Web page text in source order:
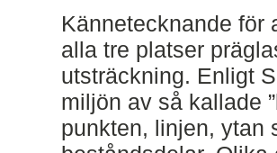
Kännetecknande för
alla tre platser
utsträckning. Enligt
miljön av så kallade
punkten, linjen, ytan